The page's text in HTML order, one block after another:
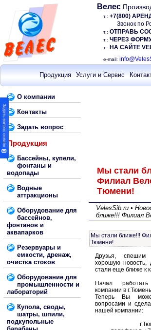
Велес
т.: +7(800)
Звонок по
т.: ОТПРАВЬ
т.: ЧЕРЕЗ
т.: НА САЙТЕ
e-mail:
Продукция Услуги и Сервис
О компании
Контакты
Задать вопрос
Продукция
Бассейны, купели,
фонтаны и
водопады
Водные
аттракционы
Оборудование для
бассейнов,
фонтанов и
аквапарков
Резервуары и
емкости, дренаж,
очистка стоков
Оборудование для
промышленности и
лабораторий
Купола, своды,
шатры, шпили,
подкупольные
Мы стали
Филиал
Тюмени!
VelesSib.ru •
ближе!!! Филиал
Мы стали ближе!!!
Тюмени!
Друзья,
хорошую
стали еще ближе к
Начал
компании в г.Тюмень
Теперь Вы
вопросами и
нашей компании: